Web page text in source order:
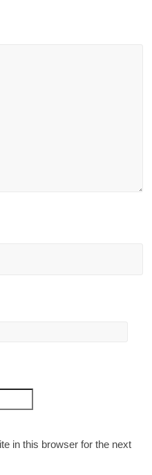
in this browser for the next